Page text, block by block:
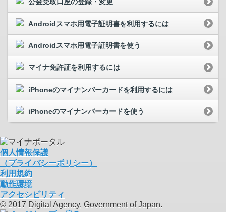
公金受取口座の登録・変更
Androidスマホ用電子証明書を利用するには
Androidスマホ用電子証明書を使う
マイナ免許証を利用するには
iPhoneのマイナンバーカードを利用するには
iPhoneのマイナンバーカードを使う
個人情報保護
（プライバシーポリシー）
利用規約
動作環境
アクセシビリティ
© 2017 Digital Agency, Government of Japan.